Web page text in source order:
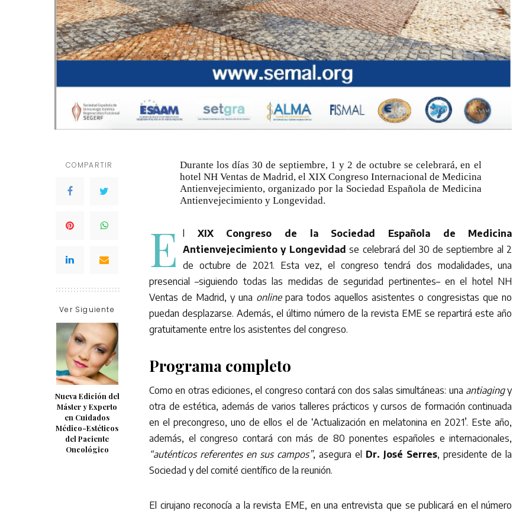
COMPARTIR
Ver Siguiente
Nueva Edición del
Máster y Experto
en Cuidados
Médico-Estéticos
del Paciente
Oncológico
Durante los días 30 de septiembre, 1 y 2 de octubre se celebrará, en el
hotel NH Ventas de Madrid, el XIX Congreso Internacional de Medicina
Antienvejecimiento, organizado por la Sociedad Española de Medicina
Antienvejecimiento y Longevidad.
E l XIX Congreso de la Sociedad Española de Medicina
Antienvejecimiento y Longevidadse celebrará del 30 de septiembre al 2
de octubre de 2021. Esta vez, el congreso tendrá dos modalidades, una
presencial –siguiendo todas las medidas de seguridad pertinentes– en el hotel NH
Ventas de Madrid, y una onlinepara todos aquellos asistentes o congresistas que no
puedan desplazarse. Además, el último número de la revista EME se repartirá este año
gratuitamente entre los asistentes del congreso.
Programa completo
Como en otras ediciones, el congreso contará con dos salas simultáneas: una antiagingy
otra de estética, además de varios talleres prácticos y cursos de formación continuada
en el precongreso, uno de ellos el de ‘Actualización en melatonina en 2021’. Este año,
además, el congreso contará con más de 80 ponentes españoles e internacionales,
“auténticos referentes en sus campos”, asegura el Dr. José Serres, presidente de la
Sociedad y del comité científico de la reunión.
El cirujano reconocía a la revista EME, en una entrevista que se publicará en el número